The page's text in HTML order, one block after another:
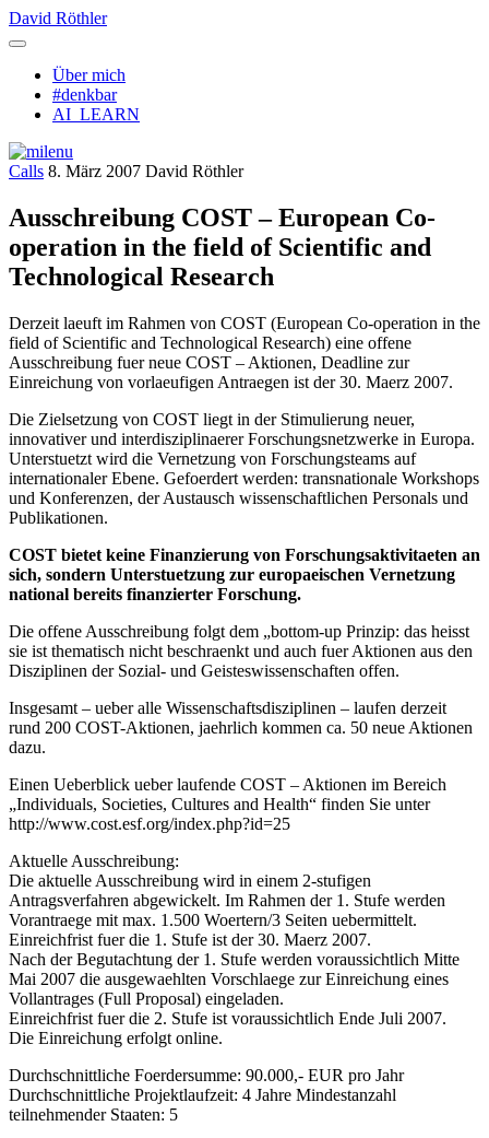
Zum
Inhalt
David Röthler
Menü
öffnenÜber mich
#denkbar
AI_LEARN
Calls 8. März 2007 David Röthler
Ausschreibung COST – European Co-
operation in the field of Scientific and
Technological Research
Derzeit laeuft im Rahmen von COST (European Co-operation in the
field of Scientific and Technological Research) eine offene
Ausschreibung fuer neue COST – Aktionen, Deadline zur
Einreichung von vorlaeufigen Antraegen ist der 30. Maerz 2007.
Die Zielsetzung von COST liegt in der Stimulierung neuer,
innovativer und interdisziplinaerer Forschungsnetzwerke in Europa.
Unterstuetzt wird die Vernetzung von Forschungsteams auf
internationaler Ebene. Gefoerdert werden: transnationale Workshops
und Konferenzen, der Austausch wissenschaftlichen Personals und
Publikationen.
COST bietet keine Finanzierung von Forschungsaktivitaeten an
sich, sondern Unterstuetzung zur europaeischen Vernetzung
national bereits finanzierter Forschung.
Die offene Ausschreibung folgt dem „bottom-up Prinzip: das heisst
sie ist thematisch nicht beschraenkt und auch fuer Aktionen aus den
Disziplinen der Sozial- und Geisteswissenschaften offen.
Insgesamt – ueber alle Wissenschaftsdisziplinen – laufen derzeit
rund 200 COST-Aktionen, jaehrlich kommen ca. 50 neue Aktionen
dazu.
Einen Ueberblick ueber laufende COST – Aktionen im Bereich
„Individuals, Societies, Cultures and Health“ finden Sie unter
http://www.cost.esf.org/index.php?id=25
Aktuelle Ausschreibung:
Die aktuelle Ausschreibung wird in einem 2-stufigen
Antragsverfahren abgewickelt. Im Rahmen der 1. Stufe werden
Vorantraege mit max. 1.500 Woertern/3 Seiten uebermittelt.
Einreichfrist fuer die 1. Stufe ist der 30. Maerz 2007.
Nach der Begutachtung der 1. Stufe werden voraussichtlich Mitte
Mai 2007 die ausgewaehlten Vorschlaege zur Einreichung eines
Vollantrages (Full Proposal) eingeladen.
Einreichfrist fuer die 2. Stufe ist voraussichtlich Ende Juli 2007.
Die Einreichung erfolgt online.
Durchschnittliche Foerdersumme: 90.000,- EUR pro Jahr
Durchschnittliche Projektlaufzeit: 4 Jahre Mindestanzahl
teilnehmender Staaten: 5